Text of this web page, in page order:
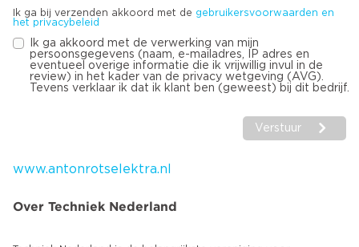
Ik ga bij verzenden akkoord met de gebruikersvoorwaarden en
het privacybeleid
Ik ga akkoord met de verwerking van mijn
persoonsgegevens (naam, e-mailadres, IP adres en
eventueel overige informatie die ik vrijwillig invul in de
review) in het kader van de privacy wetgeving (AVG).
Tevens verklaar ik dat ik klant ben (geweest) bij dit bedrijf.
Verstuur
www.antonrotselektra.nl
Over Techniek Nederland